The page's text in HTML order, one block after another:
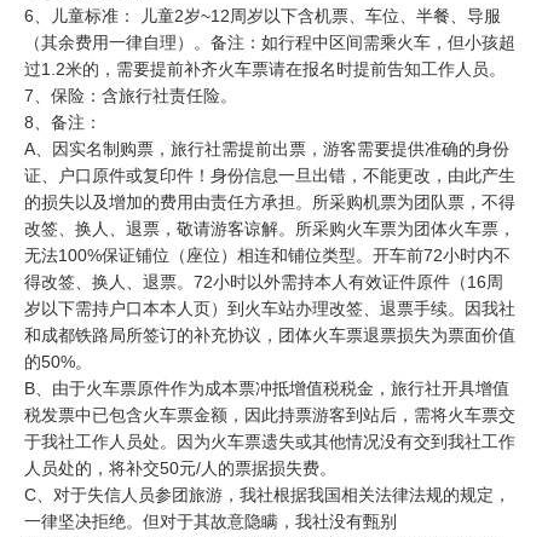
6、儿童标准： 儿童2岁~12周岁以下含机票、车位、半餐、导服
（其余费用一律自理）。备注：如行程中区间需乘火车，但小孩超
过1.2米的，需要提前补齐火车票请在报名时提前告知工作人员。
7、保险：含旅行社责任险。
8、备注：
A、因实名制购票，旅行社需提前出票，游客需要提供准确的身份
证、户口原件或复印件！身份信息一旦出错，不能更改，由此产生
的损失以及增加的费用由责任方承担。所采购机票为团队票，不得
改签、换人、退票，敬请游客谅解。所采购火车票为团体火车票，
无法100%保证铺位（座位）相连和铺位类型。开车前72小时内不
得改签、换人、退票。72小时以外需持本人有效证件原件（16周
岁以下需持户口本本人页）到火车站办理改签、退票手续。因我社
和成都铁路局所签订的补充协议，团体火车票退票损失为票面价值
的50%。
B、由于火车票原件作为成本票冲抵增值税税金，旅行社开具增值
税发票中已包含火车票金额，因此持票游客到站后，需将火车票交
于我社工作人员处。因为火车票遗失或其他情况没有交到我社工作
人员处的，将补交50元/人的票据损失费。
C、对于失信人员参团旅游，我社根据我国相关法律法规的规定，
一律坚决拒绝。但对于其故意隐瞒，我社没有甄别